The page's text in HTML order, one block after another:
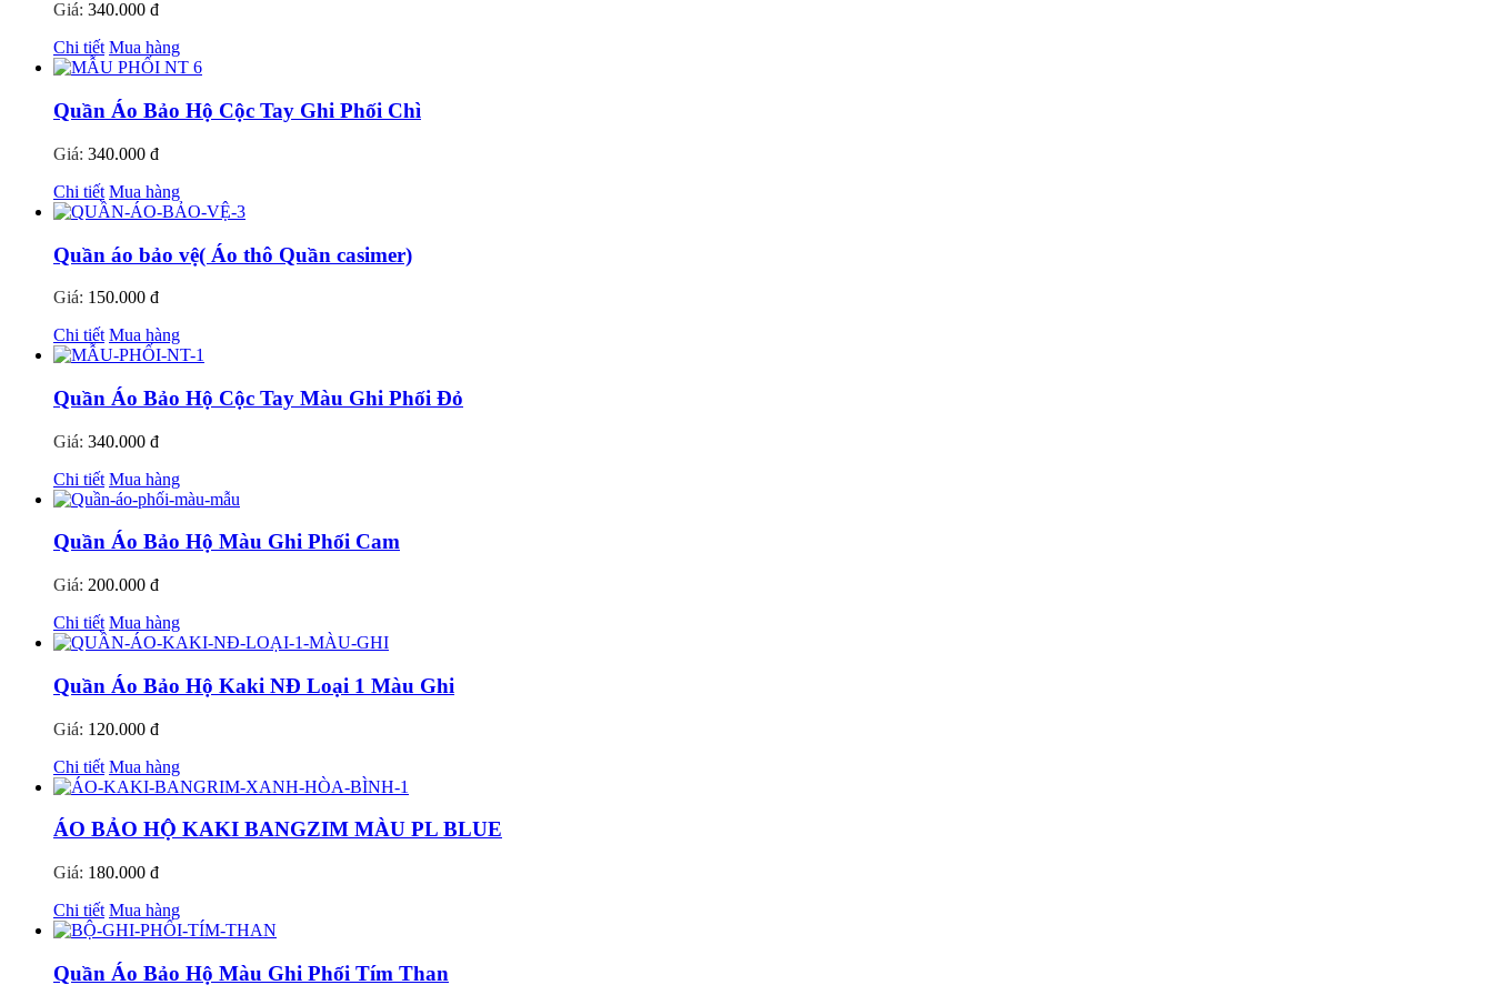
Giá: 340.000 đ
Chi tiết Mua hàng
Quần Áo Bảo Hộ Cộc Tay Ghi Phối Chì
Giá: 340.000 đ
Chi tiết Mua hàng
Quần áo bảo vệ( Áo thô Quần casimer)
Giá: 150.000 đ
Chi tiết Mua hàng
Quần Áo Bảo Hộ Cộc Tay Màu Ghi Phối Đỏ
Giá: 340.000 đ
Chi tiết Mua hàng
Quần Áo Bảo Hộ Màu Ghi Phối Cam
Giá: 200.000 đ
Chi tiết Mua hàng
Quần Áo Bảo Hộ Kaki NĐ Loại 1 Màu Ghi
Giá: 120.000 đ
Chi tiết Mua hàng
ÁO BẢO HỘ KAKI BANGZIM MÀU PL BLUE
Giá: 180.000 đ
Chi tiết Mua hàng
Quần Áo Bảo Hộ Màu Ghi Phối Tím Than